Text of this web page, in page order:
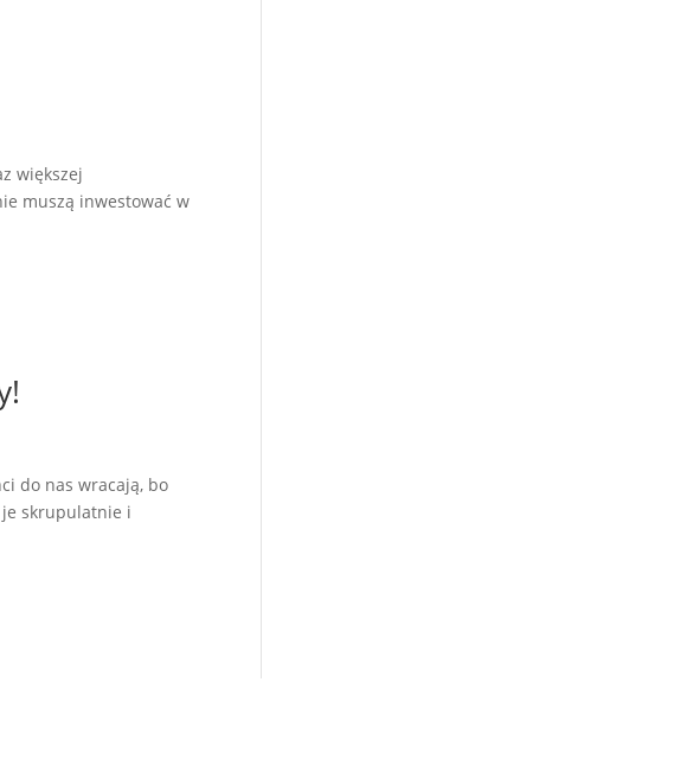
większej
muszą inwestować w
do nas wracają, bo
je skrupulatnie i